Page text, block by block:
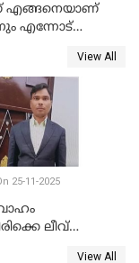
എങ്ങനെയാണ്
എന്നോട്
വിനായകൻ
View All
25-11-2025
ലീവ്
View All